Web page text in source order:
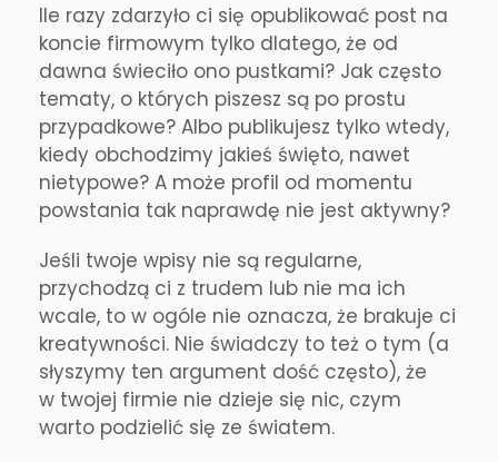
Ile razy zdarzyło ci się opublikować post na
koncie firmowym tylko dlatego, że od
dawna świeciło ono pustkami? Jak często
tematy, o których piszesz są po prostu
przypadkowe? Albo publikujesz tylko wtedy,
kiedy obchodzimy jakieś święto, nawet
nietypowe? A może profil od momentu
powstania tak naprawdę nie jest aktywny?
Jeśli twoje wpisy nie są regularne,
przychodzą ci z trudem lub nie ma ich
wcale, to w ogóle nie oznacza, że brakuje ci
kreatywności. Nie świadczy to też o tym (a
słyszymy ten argument dość często), że
w twojej firmie nie dzieje się nic, czym
warto podzielić się ze światem.